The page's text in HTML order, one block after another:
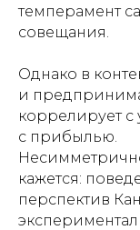
темперамент
совещания.
Однако в
и
коррелирует с
с прибылью.
кажется:
перспектив